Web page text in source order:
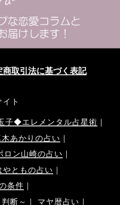
商取引法に基づく表記
ト
子◆エレメンタル占星術 ｜
あかりの占い ｜
ロン山崎の占い ｜
やともの占い ｜
条件 ｜
断～ ｜ マヤ暦占い ｜